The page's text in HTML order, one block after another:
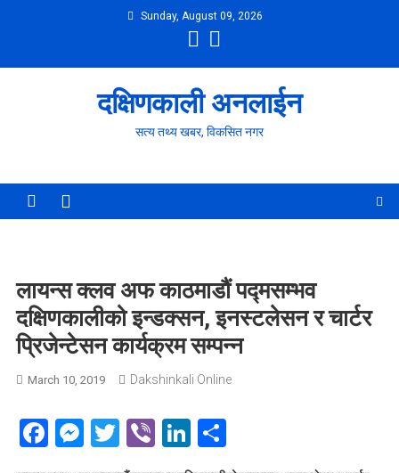
Sunday, August 09, 2026
दक्षिणकाली अनलाईन
सत्य तथ्य खबर, विकसित नगर
लायन्स क्लव अफ काठमाडौं पद्मसम्भव
दक्षिणकालीको इन्डक्सन, इनस्टलेसन र चार्टर
प्रिजेन्टेसन कार्यक्रम सम्पन्न
March 10, 2019 Dakshinkali Online
Facebook
Messenger
Twitter
ViberLinkedIn
Share